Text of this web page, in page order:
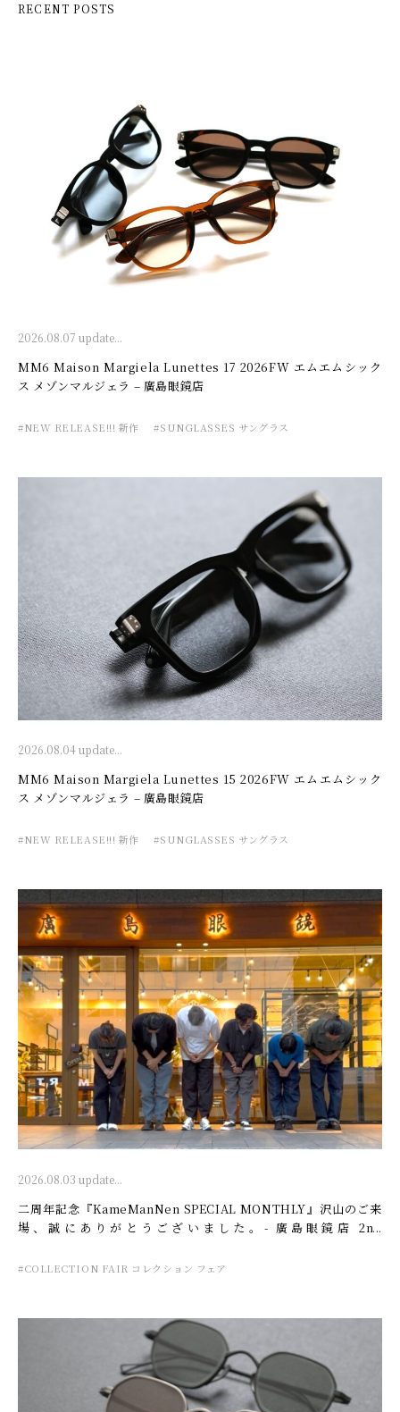
RECENT POSTS
2026.08.07 update...
MM6 Maison Margiela Lunettes 17 2026FW エムエムシック
ス メゾンマルジェラ – 廣島眼鏡店
#NEW RELEASE!!! 新作 #SUNGLASSES サングラス
2026.08.04 update...
MM6 Maison Margiela Lunettes 15 2026FW エムエムシック
ス メゾンマルジェラ – 廣島眼鏡店
#NEW RELEASE!!! 新作 #SUNGLASSES サングラス
2026.08.03 update...
二周年記念『KameManNen SPECIAL MONTHLY』沢山のご来
場、誠にありがとうございました。- 廣島眼鏡店 2nd
#COLLECTION FAIR コレクション フェア